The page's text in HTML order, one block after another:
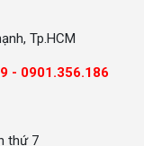
Tp.HCM
- 0901.356.186
thứ 7